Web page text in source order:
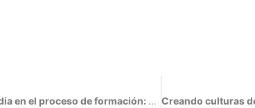
El poder multimedia en el proceso de formación: Una herramienta imprescindible para alcanzar los objetivos.